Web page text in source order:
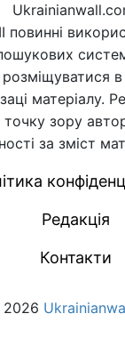
повинні
в
матеріалу.
точку зору
за зміст
Редакція
Контакти